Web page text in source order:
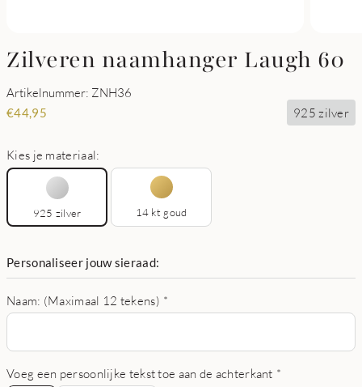
Zilveren naamhanger Laugh 60
Artikelnummer: ZNH36
€44,95 925 zilver
Kies je materiaal:
925 zilver 14 kt goud
Personaliseer jouw sieraad:
Naam: (Maximaal 12 tekens) *
Voeg een persoonlijke tekst toe aan de achterkant *